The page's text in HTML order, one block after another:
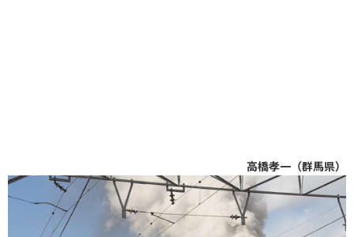
高橋孝一（群馬県）